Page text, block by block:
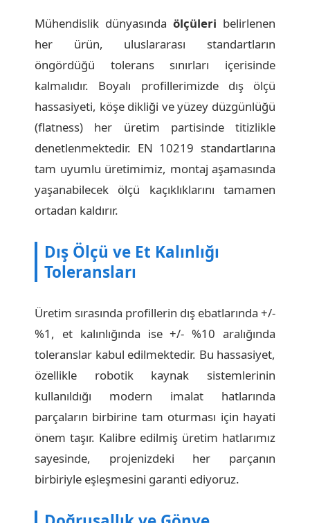
Mühendislik dünyasında ölçüleri belirlenen
her ürün, uluslararası standartların
öngördüğü tolerans sınırları içerisinde
kalmalıdır. Boyalı profillerimizde dış ölçü
hassasiyeti, köşe dikliği ve yüzey düzgünlüğü
(flatness) her üretim partisinde titizlikle
denetlenmektedir. EN 10219 standartlarına
tam uyumlu üretimimiz, montaj aşamasında
yaşanabilecek ölçü kaçıklıklarını tamamen
ortadan kaldırır.
Dış Ölçü ve Et Kalınlığı
Toleransları
Üretim sırasında profillerin dış ebatlarında +/-
%1, et kalınlığında ise +/- %10 aralığında
toleranslar kabul edilmektedir. Bu hassasiyet,
özellikle robotik kaynak sistemlerinin
kullanıldığı modern imalat hatlarında
parçaların birbirine tam oturması için hayati
önem taşır. Kalibre edilmiş üretim hatlarımız
sayesinde, projenizdeki her parçanın
birbiriyle eşleşmesini garanti ediyoruz.